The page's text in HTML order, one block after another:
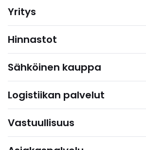
Yritys
Hinnastot
Sähköinen kauppa
Logistiikan palvelut
Vastuullisuus